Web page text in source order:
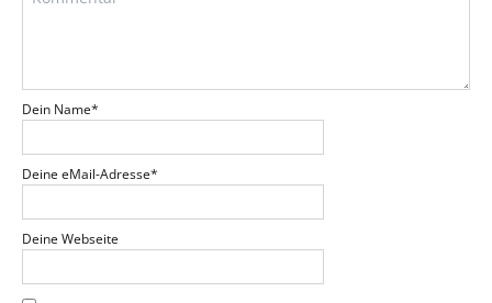
Dein Name*
Deine eMail-Adresse*
Deine Webseite